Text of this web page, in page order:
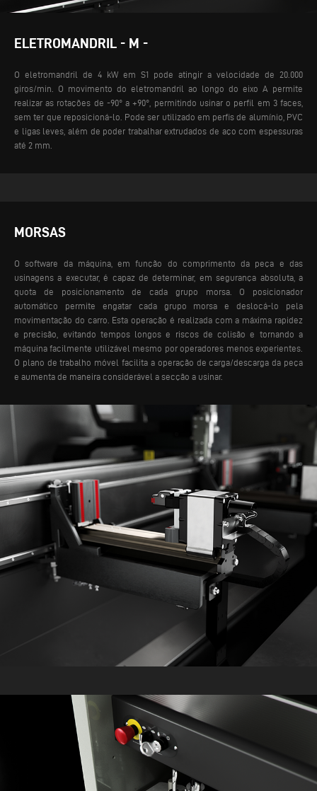
ELETROMANDRIL - M -
O eletromandril de 4 kW em S1 pode atingir a velocidade de 20.000
giros/min. O movimento do eletromandril ao longo do eixo A permite
realizar as rotações de -90° a +90°, permitindo usinar o perfil em 3 faces,
sem ter que reposicioná-lo. Pode ser utilizado em perfis de alumínio, PVC
e ligas leves, além de poder trabalhar extrudados de aço com espessuras
até 2 mm.
MORSAS
O software da máquina, em função do comprimento da peça e das
usinagens a executar, é capaz de determinar, em segurança absoluta, a
quota de posicionamento de cada grupo morsa. O posicionador
automático permite engatar cada grupo morsa e deslocá-lo pela
movimentação do carro. Esta operação é realizada com a máxima rapidez
e precisão, evitando tempos longos e riscos de colisão e tornando a
máquina facilmente utilizável mesmo por operadores menos experientes.
O plano de trabalho móvel facilita a operação de carga/descarga da peça
e aumenta de maneira considerável a secção a usinar.